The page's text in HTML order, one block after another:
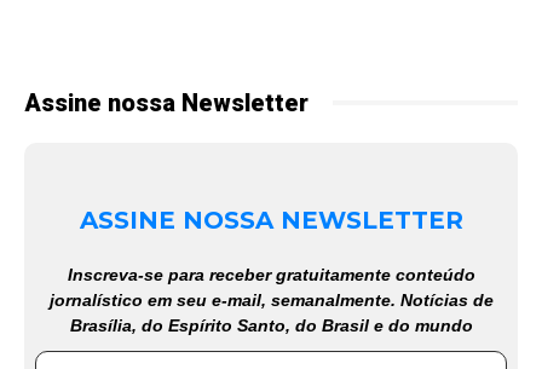
Assine nossa Newsletter
ASSINE NOSSA NEWSLETTER
Inscreva-se para receber gratuitamente conteúdo
jornalístico em seu e-mail, semanalmente. Notícias de
Brasília, do Espírito Santo, do Brasil e do mundo